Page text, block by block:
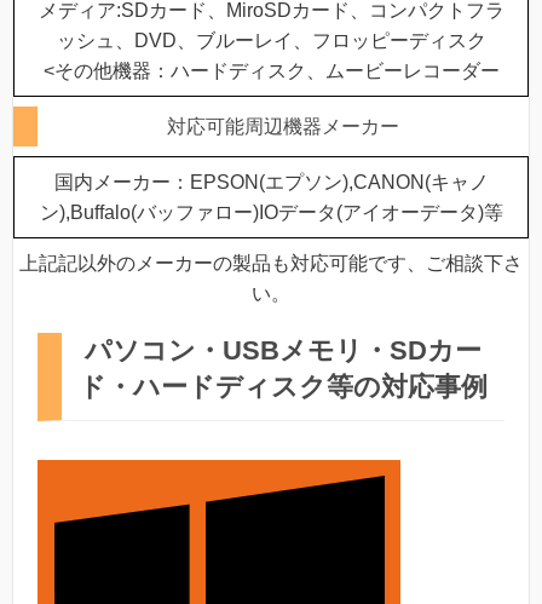
メディア:SDカード、MiroSDカード、コンパクトフラ
ッシュ、DVD、ブルーレイ、フロッピーディスク
<その他機器：ハードディスク、ムービーレコーダー
対応可能周辺機器メーカー
国内メーカー：EPSON(エプソン),CANON(キャノ
ン),Buffalo(バッファロー)IOデータ(アイオーデータ)等
上記記以外のメーカーの製品も対応可能です、ご相談下さ
い。
パソコン・USBメモリ・SDカー
ド・ハードディスク等の対応事例